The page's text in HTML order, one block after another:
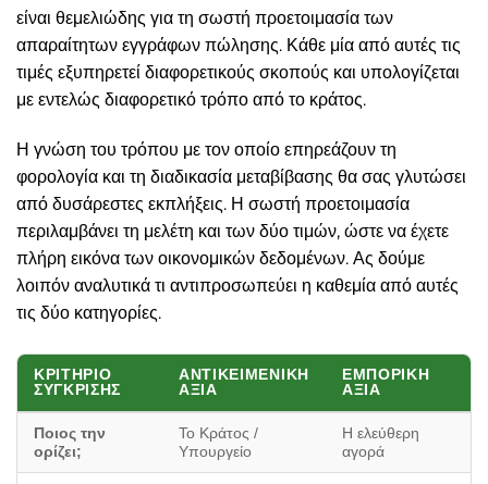
είναι θεμελιώδης για τη σωστή προετοιμασία των
απαραίτητων εγγράφων πώλησης. Κάθε μία από αυτές τις
τιμές εξυπηρετεί διαφορετικούς σκοπούς και υπολογίζεται
με εντελώς διαφορετικό τρόπο από το κράτος.
Η γνώση του τρόπου με τον οποίο επηρεάζουν τη
φορολογία και τη διαδικασία μεταβίβασης θα σας γλυτώσει
από δυσάρεστες εκπλήξεις. Η σωστή προετοιμασία
περιλαμβάνει τη μελέτη και των δύο τιμών, ώστε να έχετε
πλήρη εικόνα των οικονομικών δεδομένων. Ας δούμε
λοιπόν αναλυτικά τι αντιπροσωπεύει η καθεμία από αυτές
τις δύο κατηγορίες.
ΚΡΙΤΉΡΙΟ
ΣΎΓΚΡΙΣΗΣ
ΑΝΤΙΚΕΙΜΕΝΙΚΉ
ΑΞΊΑ
ΕΜΠΟΡΙΚΉ
ΑΞΊΑ
Ποιος την
ορίζει;
Το Κράτος /
Υπουργείο
Η ελεύθερη
αγορά